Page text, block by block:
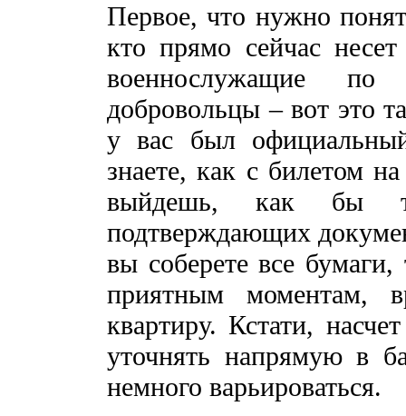
Первое, что нужно
кто прямо сейчас
военнослужащие по
добровольцы – вот это
у вас был
знаете, как с билетом
выйдешь, как бы
подтверждающих
вы соберете все
приятным моментам,
квартиру. Кстати,
уточнять напрямую в
немного варьироваться.